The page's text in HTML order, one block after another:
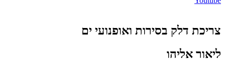
צריכת דלק בסירות ואופנועי ים
ליאור אליהו